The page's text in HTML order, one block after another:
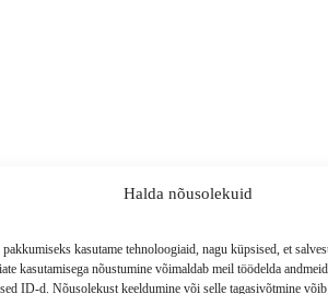
Halda nõusolekuid
kasutame tehnoloogiaid, nagu küpsised, et
kasutamisega nõustumine võimaldab meil töödelda
ID-d. Nõusolekust keeldumine või selle tagasivõtmine